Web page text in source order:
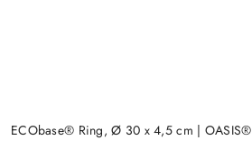
ECObase® Ring, Ø 30 x 4,5 cm | OASIS®